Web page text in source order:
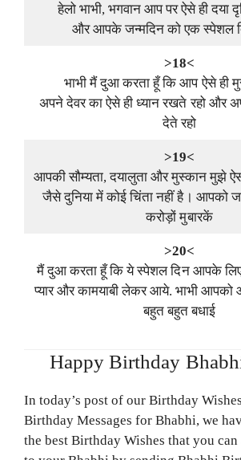
हेलो भाभी, भगवान आप पर ऐसे ही दया
और आपके जन्मदिन को एक स्पेशल
>18<
भाभी मैं दुआ करता हूँ कि आप ऐसे ही
अपने देवर का ऐसे ही ध्यान रखते रहो और
देते रहो
>19<
आपकी सौम्यता, दयालुता और मुस्कान मुझे
जैसे दुनिया में कोई चिंता नहीं है। आपको
करोड़ों मुबारकें
>20<
मैं दुआ करता हूँ कि ये स्पेशल दिन आपके लिए
प्यार और कामयाबी लेकर आये. भाभी
बहुत बहुत बधाई
Happy Birthday
In today’s post of our Birthday
Birthday Messages for Bhabhi, we
the best Birthday Wishes that you